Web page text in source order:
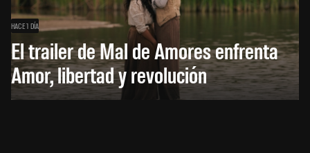
HACE 1 DÍA
El trailer de Mal de Amores enfrenta
Amor, libertad y revolución